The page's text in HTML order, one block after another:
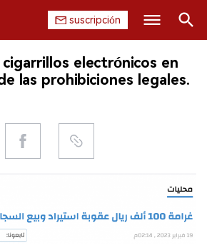
suscripción
Buscar
electrónicos en
las prohibiciones legales.